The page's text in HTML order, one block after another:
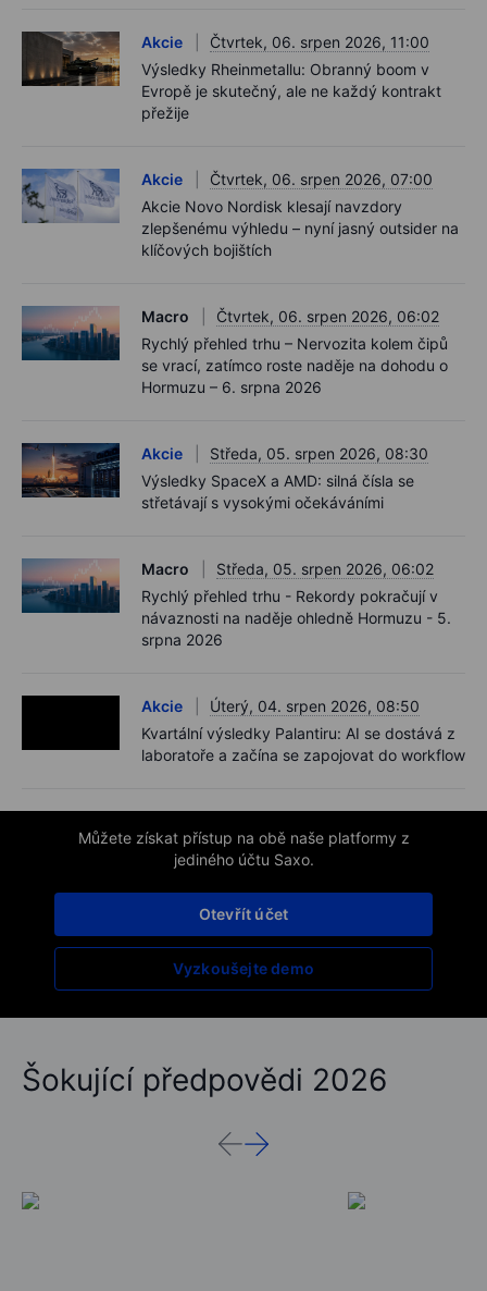
Akcie
Čtvrtek, 06. srpen 2026, 11:00
Výsledky Rheinmetallu: Obranný boom v
Evropě je skutečný, ale ne každý kontrakt
přežije
Akcie
Čtvrtek, 06. srpen 2026, 07:00
Akcie Novo Nordisk klesají navzdory
zlepšenému výhledu – nyní jasný outsider na
klíčových bojištích
Macro
Čtvrtek, 06. srpen 2026, 06:02
Rychlý přehled trhu – Nervozita kolem čipů
se vrací, zatímco roste naděje na dohodu o
Hormuzu – 6. srpna 2026
Akcie
Středa, 05. srpen 2026, 08:30
Výsledky SpaceX a AMD: silná čísla se
střetávají s vysokými očekáváními
Macro
Středa, 05. srpen 2026, 06:02
Rychlý přehled trhu - Rekordy pokračují v
návaznosti na naděje ohledně Hormuzu - 5.
srpna 2026
Akcie
Úterý, 04. srpen 2026, 08:50
Kvartální výsledky Palantiru: AI se dostává z
laboratoře a začína se zapojovat do workflow
Můžete získat přístup na obě naše platformy z
jediného účtu Saxo.
Vyzkoušejte demo
Otevřít účet
Šokující předpovědi 2026